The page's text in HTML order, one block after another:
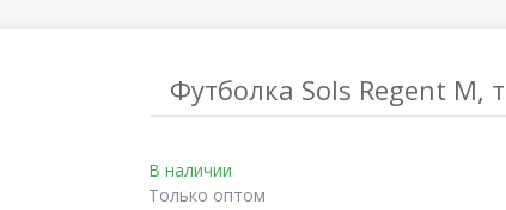
Футболка Sols Regent M,
В наличии
Только оптом